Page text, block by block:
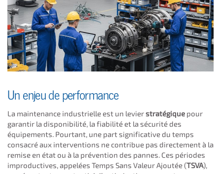
Un enjeu de performance
La maintenance industrielle est un levierstratégique pour
garantir la disponibilité, la fiabilité et la sécurité des
équipements. Pourtant, une part significative du temps
consacré aux interventions ne contribue pas directement à la
remise en état ou à la prévention des pannes. Ces périodes
improductives, appelées Temps Sans Valeur Ajoutée (TSVA),